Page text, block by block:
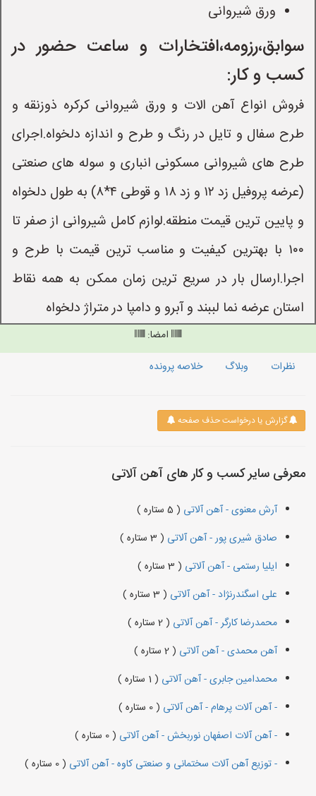
ورق شیروانی
سوابق،رزومه،افتخارات و ساعت حضور در
کسب و کار:
فروش انواع آهن الات و ورق شیروانی کرکره ذوزنقه و
طرح سفال و تایل در رنگ و طرح و اندازه دلخواه.اجرای
طرح های شیروانی مسکونی انباری و سوله های صنعتی
(عرضه پروفیل زد ۱۲ و زد ۱۸ و قوطی ۴*۸) به طول دلخواه
و پایین ترین قیمت منطقه.لوازم کامل شیروانی از صفر تا
۱۰۰ با بهترین کیفیت و مناسب ترین قیمت با طرح و
اجرا.ارسال بار در سریع ترین زمان ممکن به همه نقاط
استان عرضه نما لببند و آبرو و دامپا در متراژ دلخواه
امضا:
نظرات
وبلاگ خلاصه پرونده
گزارش یا درخواست حذف صفحه
معرفی سایر کسب و کار های آهن آلاتی
آرش معنوی - آهن آلاتی ( 5 ستاره )
صادق شیری پور - آهن آلاتی ( 3 ستاره )
ایلیا رستمی - آهن آلاتی ( 3 ستاره )
علی اسگندرنژاد - آهن آلاتی ( 3 ستاره )
محمدرضا کارگر - آهن آلاتی ( 2 ستاره )
آهن محمدی - آهن آلاتی ( 2 ستاره )
محمدامین جابری - آهن آلاتی ( 1 ستاره )
- آهن آلات پرهام - آهن آلاتی ( 0 ستاره )
- آهن آلات اصفهان نوربخش - آهن آلاتی ( 0 ستاره )
- توزیع آهن آلات سختمانی و صنعتی کاوه - آهن آلاتی ( 0 ستاره )